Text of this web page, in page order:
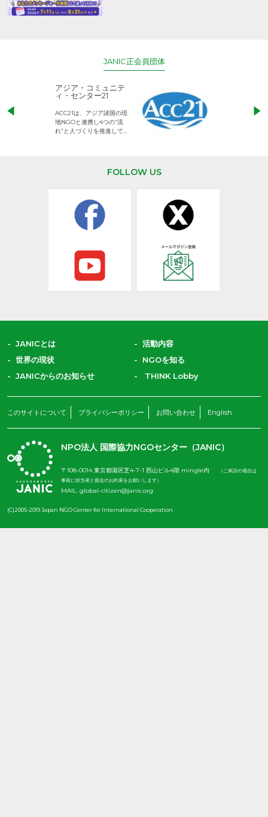
JANIC正会員団体
アジア・コミュニテ
ィ・センター21
ACC21は、アジア諸国の現
地NGOと連携し4つの“流
れ”と人づくりを推進してい
児童労働のない
権利が守られた
FOLLOW US
JANICとは
活動内容
世界の現状
NGOを知る
JANICからのお知らせ
THINK Lobby
このサイトについて プライバシーポリシー お問い合わせ English
NPO法人 国際協力NGOセンター（JANIC）
〒108-0014 東京都港区芝4-7-1 西山ビル4階 mingle内
（ご来訪の場合は
事前に担当者と面会のお約束をお願いします）
MAIL. global-citizen@janic.org
(C)2005-2019 Japan NGO Center for International Cooperation